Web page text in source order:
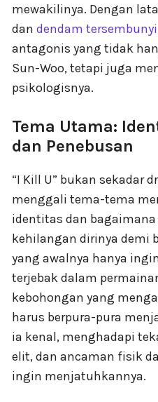
mewakilinya. Dengan
dan dendam tersembunyi
antagonis yang tidak
Sun-Woo, tetapi juga
psikologisnya.
Tema Utama:
dan Penebusan
“I Kill U” bukan sekadar
menggali tema-tema
identitas dan bagaimana
kehilangan dirinya demi
yang awalnya hanya
terjebak dalam
kebohongan yang
harus berpura-pura
ia kenal, menghadapi
elit, dan ancaman fisik
ingin menjatuhkannya.